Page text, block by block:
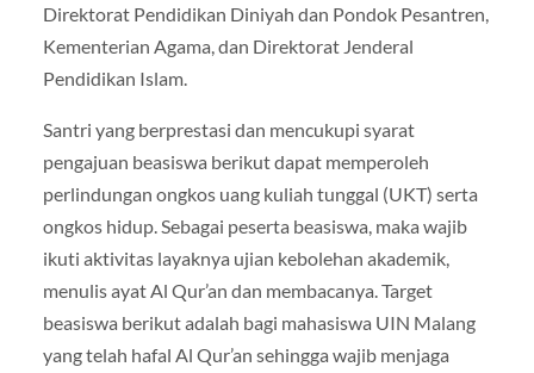
Direktorat Pendidikan Diniyah dan Pondok Pesantren,
Kementerian Agama, dan Direktorat Jenderal
Pendidikan Islam.
Santri yang berprestasi dan mencukupi syarat
pengajuan beasiswa berikut dapat memperoleh
perlindungan ongkos uang kuliah tunggal (UKT) serta
ongkos hidup. Sebagai peserta beasiswa, maka wajib
ikuti aktivitas layaknya ujian kebolehan akademik,
menulis ayat Al Qur’an dan membacanya. Target
beasiswa berikut adalah bagi mahasiswa UIN Malang
yang telah hafal Al Qur’an sehingga wajib menjaga